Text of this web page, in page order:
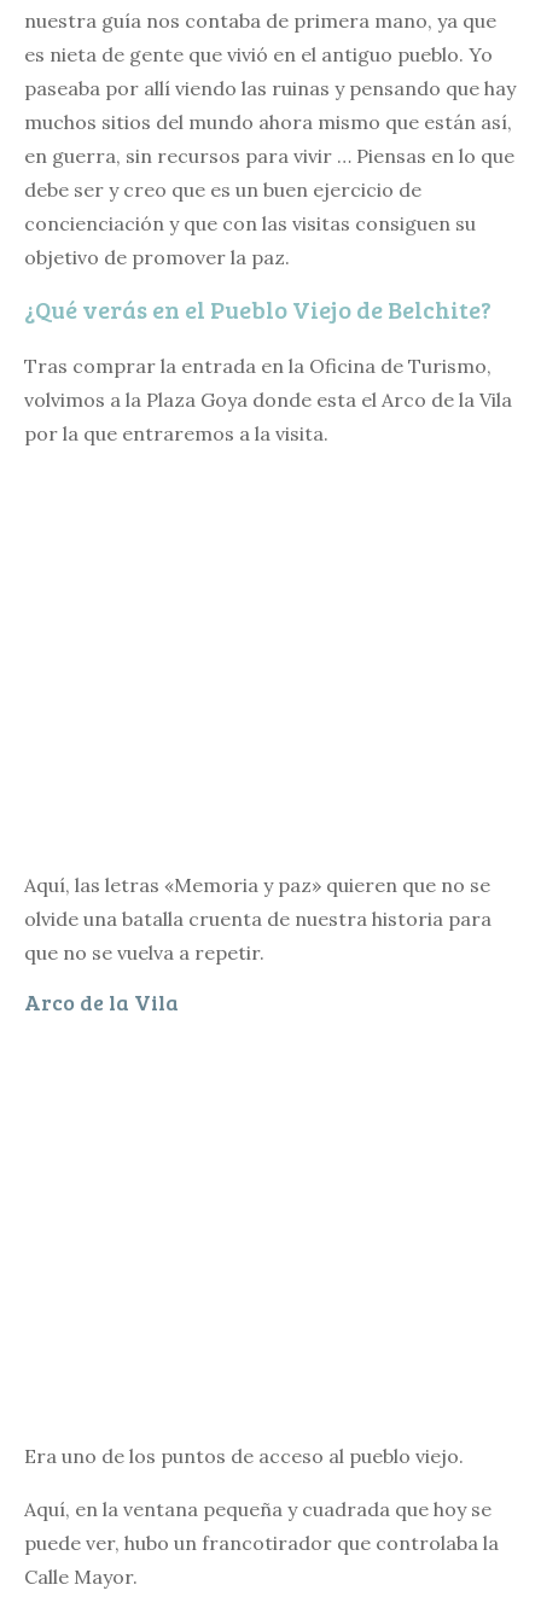
nuestra guía nos contaba de primera mano, ya que
es nieta de gente que vivió en el antiguo pueblo. Yo
paseaba por allí viendo las ruinas y pensando que hay
muchos sitios del mundo ahora mismo que están así,
en guerra, sin recursos para vivir … Piensas en lo que
debe ser y creo que es un buen ejercicio de
concienciación y que con las visitas consiguen su
objetivo de promover la paz.
¿Qué verás en el Pueblo Viejo de Belchite?
Tras comprar la entrada en la Oficina de Turismo,
volvimos a la Plaza Goya donde esta el Arco de la Vila
por la que entraremos a la visita.
Aquí, las letras «Memoria y paz» quieren que no se
olvide una batalla cruenta de nuestra historia para
que no se vuelva a repetir.
Arco de la Vila
Era uno de los puntos de acceso al pueblo viejo.
Aquí, en la ventana pequeña y cuadrada que hoy se
puede ver, hubo un francotirador que controlaba la
Calle Mayor.